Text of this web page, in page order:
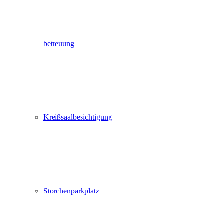
betreuung
Kreißsaalbesichtigung
Storchenparkplatz